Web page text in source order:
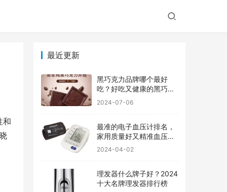
和
最近更新
黑巧克力品牌哪个最好
吃？好吃又健康的黑巧克
力品牌
2024-07-06
最准的电子血压计排名，
家用质量好又精准血压计
品牌前十
2024-04-02
理发器什么牌子好？2024
十大名牌理发器排行榜